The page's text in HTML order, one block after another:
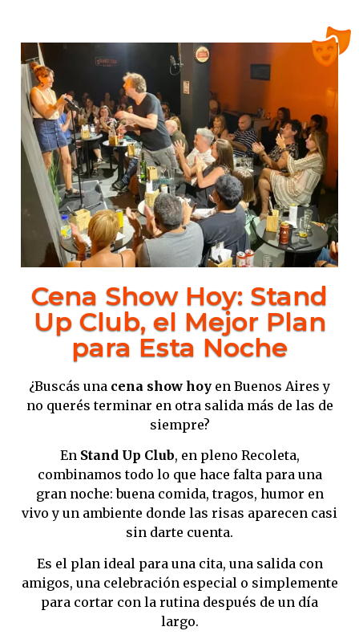
Cena Show Hoy: Stand
Up Club, el Mejor Plan
para Esta Noche
¿Buscás una cena show hoy en Buenos Aires y
no querés terminar en otra salida más de las de
siempre?
En Stand Up Club, en pleno Recoleta,
combinamos todo lo que hace falta para una
gran noche: buena comida, tragos, humor en
vivo y un ambiente donde las risas aparecen casi
sin darte cuenta.
Es el plan ideal para una cita, una salida con
amigos, una celebración especial o simplemente
para cortar con la rutina después de un día
largo.